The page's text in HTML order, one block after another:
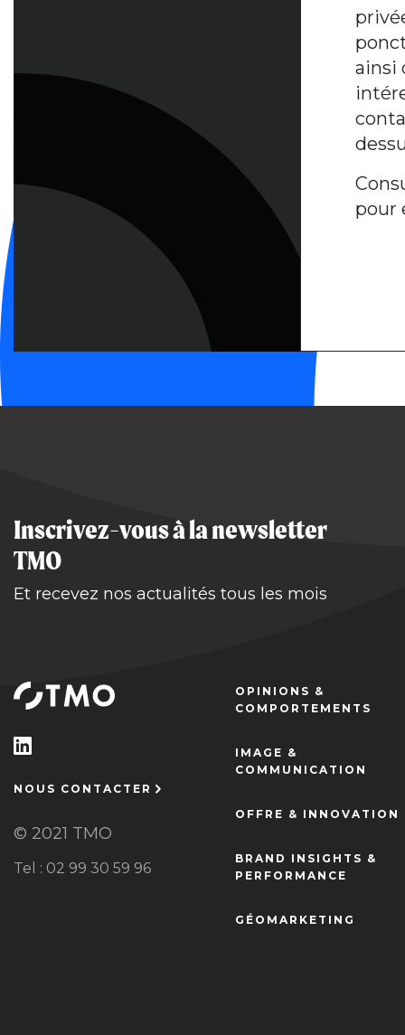
ainsi
pour
Inscrivez-vous à la newsletter
TMO
Et recevez nos actualités tous les mois
NOUS CONTACTER
© 2021 TMO
Tel : 02 99 30 59 96
OPINIONS &
COMPORTEMENTS
IMAGE &
COMMUNICATION
OFFRE & INNOVATION
BRAND INSIGHTS &
PERFORMANCE
GÉOMARKETING